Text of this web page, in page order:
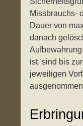
Missbrauchs-
Dauer von
danach
ist, sind bis
jeweiligen